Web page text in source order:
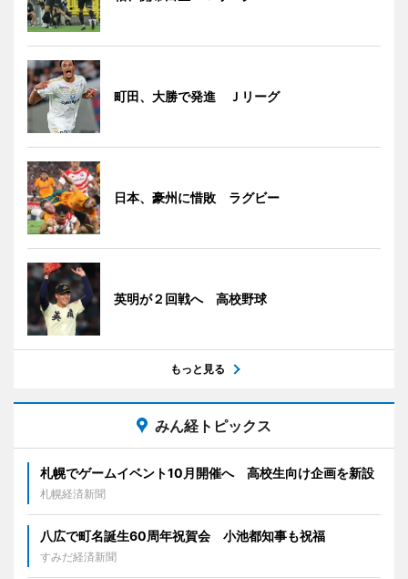
町田、大勝で発進 Ｊリーグ
日本、豪州に惜敗 ラグビー
英明が２回戦へ 高校野球
もっと見る
みん経トピックス
札幌でゲームイベント10月開催へ 高校生向け企画を新設
札幌経済新聞
八広で町名誕生60周年祝賀会 小池都知事も祝福
すみだ経済新聞